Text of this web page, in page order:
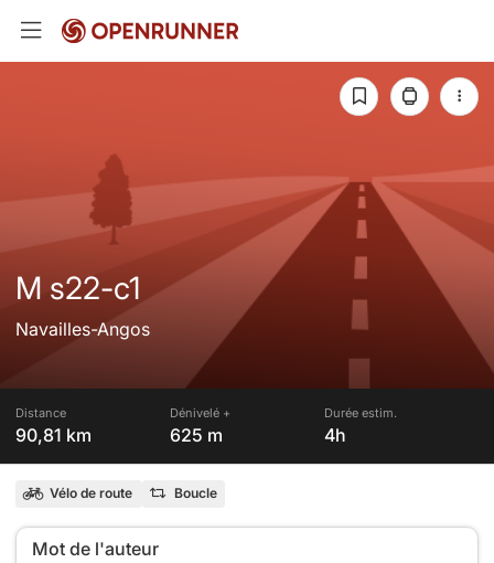
M s22-c1
Navailles-Angos
Distance
90,81 km
Dénivelé +
625 m
Durée estim.
4h
Vélo de route Boucle
Mot de l'auteur